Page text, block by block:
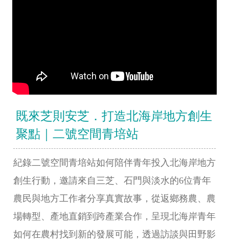
既來芝則安芝．打造北海岸地方創生
聚點｜二號空間青培站
紀錄二號空間青培站如何陪伴青年投入北海岸地方
創生行動，邀請來自三芝、石門與淡水的6位青年
農民與地方工作者分享真實故事，從返鄉務農、農
場轉型、產地直銷到跨產業合作，呈現北海岸青年
如何在農村找到新的發展可能，透過訪談與田野影